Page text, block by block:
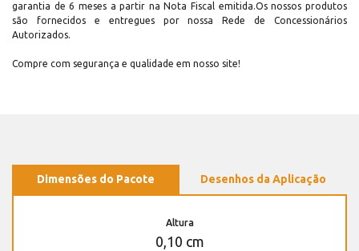
garantia de 6 meses a partir na Nota Fiscal emitida.Os nossos produtos
são fornecidos e entregues por nossa Rede de Concessionários
Autorizados.
Compre com segurança e qualidade em nosso site!
Dimensões do Pacote Desenhos da Aplicação
Altura
0,10 cm